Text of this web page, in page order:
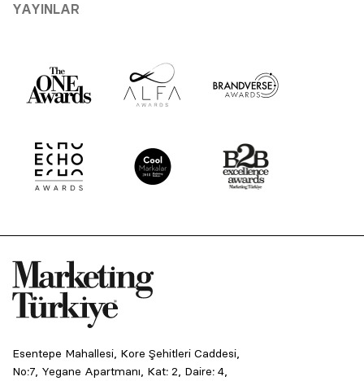
YAYINLAR
Esentepe Mahallesi, Kore Şehitleri Caddesi,
No:7, Yegane Apartmanı, Kat: 2, Daire: 4,